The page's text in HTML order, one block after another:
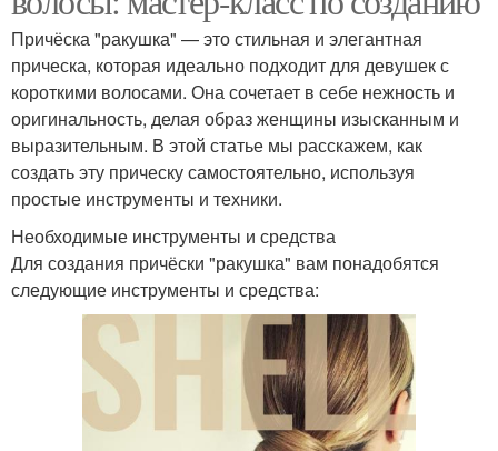
Причёска "ракушка" — это стильная и элегантная
прическа, которая идеально подходит для девушек с
короткими волосами. Она сочетает в себе нежность и
оригинальность, делая образ женщины изысканным и
выразительным. В этой статье мы расскажем, как
создать эту прическу самостоятельно, используя
простые инструменты и техники.
Необходимые инструменты и средства
Для создания причёски "ракушка" вам понадобятся
следующие инструменты и средства: